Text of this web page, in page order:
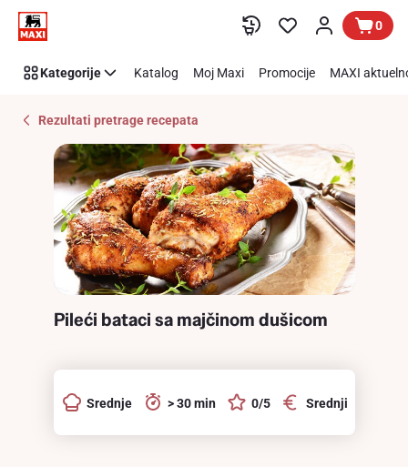
Preskoči link
Recipe
Details
0
Kategorije Katalog Moj Maxi Promocije MAXI
Rezultati pretrage recepata
Pileći bataci sa majčinom dušicom
Srednje > 30 min 0/5 Srednji